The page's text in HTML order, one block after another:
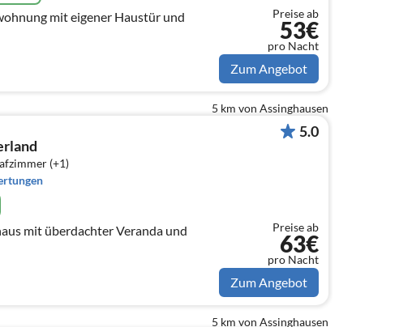
mit eigener Haustür und
Preise ab
53€
pro Nacht
Zum Angebot
5 km von Assinghausen
(+1)
mit überdachter Veranda und
5.0
Preise ab
63€
pro Nacht
Zum Angebot
5 km von Assinghausen